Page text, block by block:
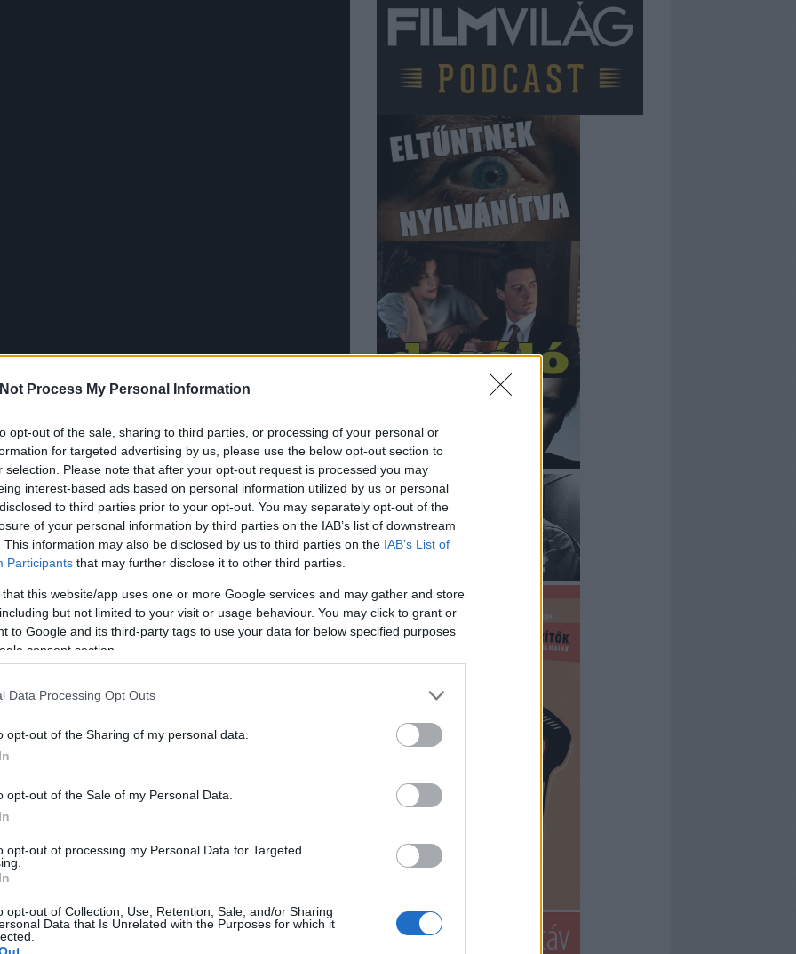
Process My Personal Information
opt-out of the sale, sharing to third parties, or processing of your personal or
for targeted advertising by us, please use the below opt-out section to
selection. Please note that after your opt-out request is processed you may
interest-based ads based on personal information utilized by us or personal
to third parties prior to your opt-out. You may separately opt-out of the
of your personal information by third parties on the IAB’s list of downstream
This information may also be disclosed by us to third parties on the IAB’s List of
Participants that may further disclose it to other third parties.
that this website/app uses one or more Google services and may gather and store
but not limited to your visit or usage behaviour. You may click to grant or
to Google and its third-party tags to use your data for below specified purposes
consent section.
Data Processing Opt Outs
opt-out of the Sharing of my personal data.
opt-out of the Sale of my Personal Data.
opt-out of processing my Personal Data for Targeted
opt-out of Collection, Use, Retention, Sale, and/or Sharing
Data that Is Unrelated with the Purposes for which it
egy évét követi a 100.születésnapjától a 101-ig
Keleti Ágnes(2022) című alkotása. A film
és archív felvételekből tárja fel egy olyan
aki 10 olimpiai éremmel a XX. században
kilencszeres világ- és tizenötszörös Európa-
egy időben tartotta a világcsúcsot mind az öt
és stábja két éven át követte az Iron Lady-t a
is, aKatinka (2022) című film így nem csak
bárki számára, aki szeretné közelebbről
játékokkal párhuzamosan Animációs Olimpiát
szlogenre megfogalmazott, Magyarországról
Iparművészeti Főiskola egykori animáció
Sándor, Zoltán Annamária, Szórády Csaba és
sorozat
hír olimpia sportfilm dokumentumfilm portréfilm